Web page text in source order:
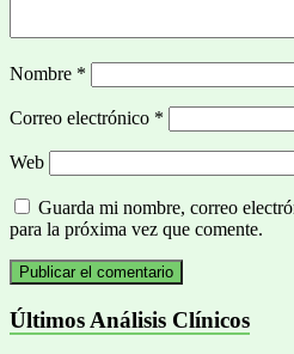
Nombre *
Correo electrónico *
Web
Guarda mi nombre, correo
para la próxima vez que comente.
Últimos Análisis Clínicos